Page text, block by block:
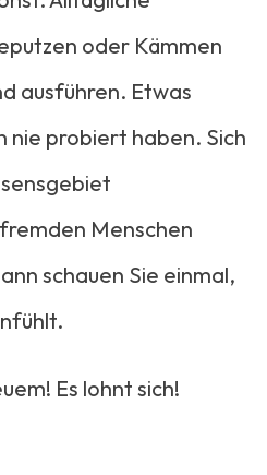
oder Kämmen
ausführen. Etwas
nie probiert haben. Sich
Menschen
schauen Sie einmal,
Es lohnt sich!